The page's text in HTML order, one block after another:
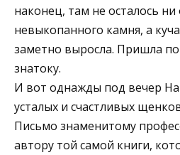
наконец, там не осталось ни
невыкопанного камня, а
заметно выросла. Пришла
знатоку.
И вот однажды под вечер
усталых и счастливых
Письмо знаменитому
автору той самой книги,